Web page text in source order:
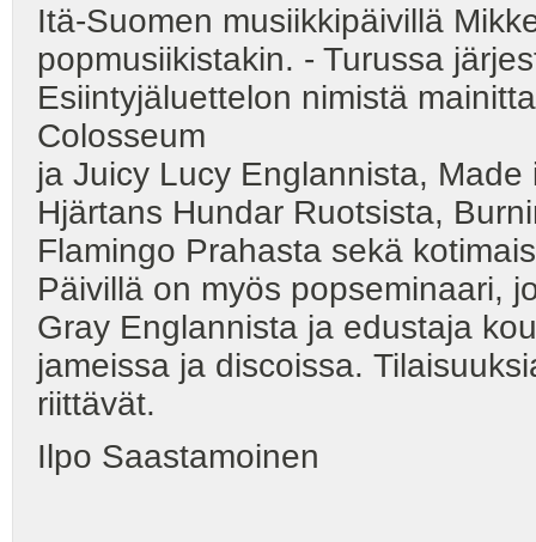
Itä-Suomen musiikkipäivillä
popmusiikistakin. - Turussa
Esiintyjäluettelon nimistä
Colosseum
ja Juicy Lucy Englannista,
Hjärtans Hundar Ruotsista,
Flamingo Prahasta sekä
Päivillä on myös popseminaari,
Gray Englannista ja edustaja
jameissa ja discoissa.
riittävät.
Ilpo Saastamoinen